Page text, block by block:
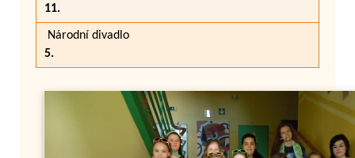
11.
Národní divadlo
5.